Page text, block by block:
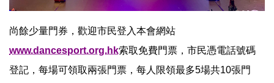
尚餘少量門券，歡迎市民登入本會網站
www.dancesport.org.hk索取免費門票，市民憑電話號碼
登記，每場可領取兩張門票，每人限領最多5場共10張門